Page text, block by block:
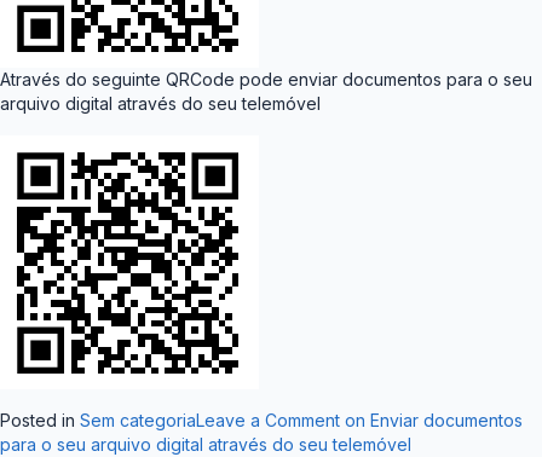
Através do seguinte QRCode pode enviar documentos para o seu
arquivo digital através do seu telemóvel
Posted in Sem categoriaLeave a Comment on Enviar documentos
para o seu arquivo digital através do seu telemóvel